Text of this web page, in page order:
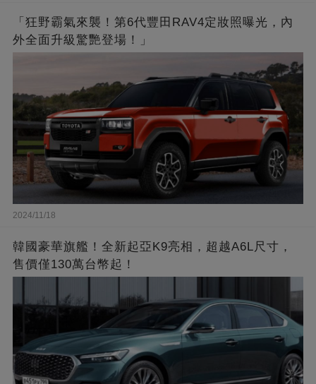
「狂野霸氣來襲！第6代豐田RAV4定妝照曝光，內
外全面升級驚艷登場！」
2024/11/18
韓國豪華旗艦！全新起亞K9亮相，超越A6L尺寸，
售價僅130萬台幣起！